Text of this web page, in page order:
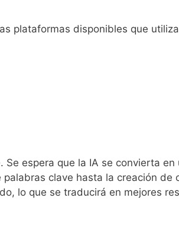
plataformas disponibles que
espera que la IA se convierta
clave hasta la creación
lo que se traducirá en mejores